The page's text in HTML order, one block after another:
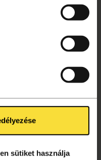
sütiket használja